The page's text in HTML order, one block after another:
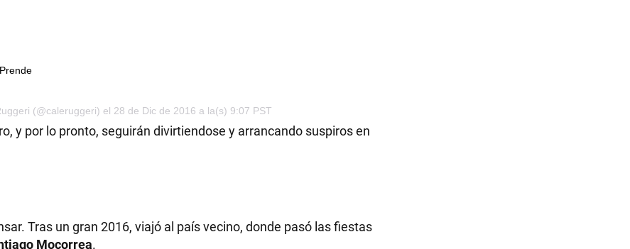
(@caleruggeri) el 28 de Dic de 2016 a la(s) 9:07 PST
y por lo pronto, seguirán divirtiendose y arrancando suspiros en
Tras un gran 2016, viajó al país vecino, donde pasó las fiestas
Mocorrea.